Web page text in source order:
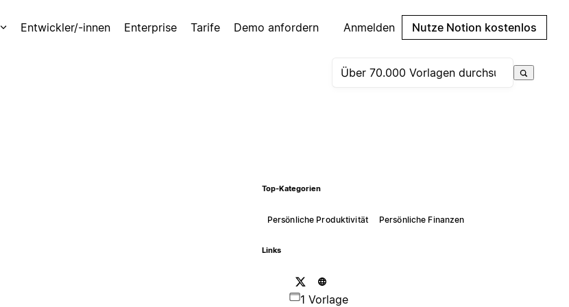
Entwickler/-innen Enterprise Tarife Demo anfordern Anmelden Nutze Notion kostenlos
Top-Kategorien
Persönliche Produktivität Persönliche Finanzen
Links
1 Vorlage